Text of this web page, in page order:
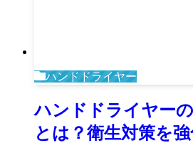
ハンドドライヤー
ハンドドライヤー
とは？衛生対策を